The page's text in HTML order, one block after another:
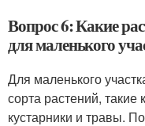
Вопрос 6: Какие
для маленького
Для маленького
сорта растений, такие
кустарники и травы.